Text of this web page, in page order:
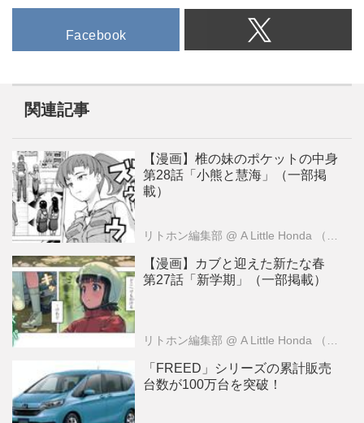
Facebook
関連記事
【漫画】椎の妹のポケットの中身
第28話「小熊と慧海」（一部掲
載）
リトホン編集部 @ A Little Honda （ア・リトル・ホンダ）編集部
【漫画】カブと迎えた新たな春
第27話「新学期」（一部掲載）
リトホン編集部 @ A Little Honda （ア・リトル・ホンダ）編集部
「FREED」シリーズの累計販売
台数が100万台を突破！